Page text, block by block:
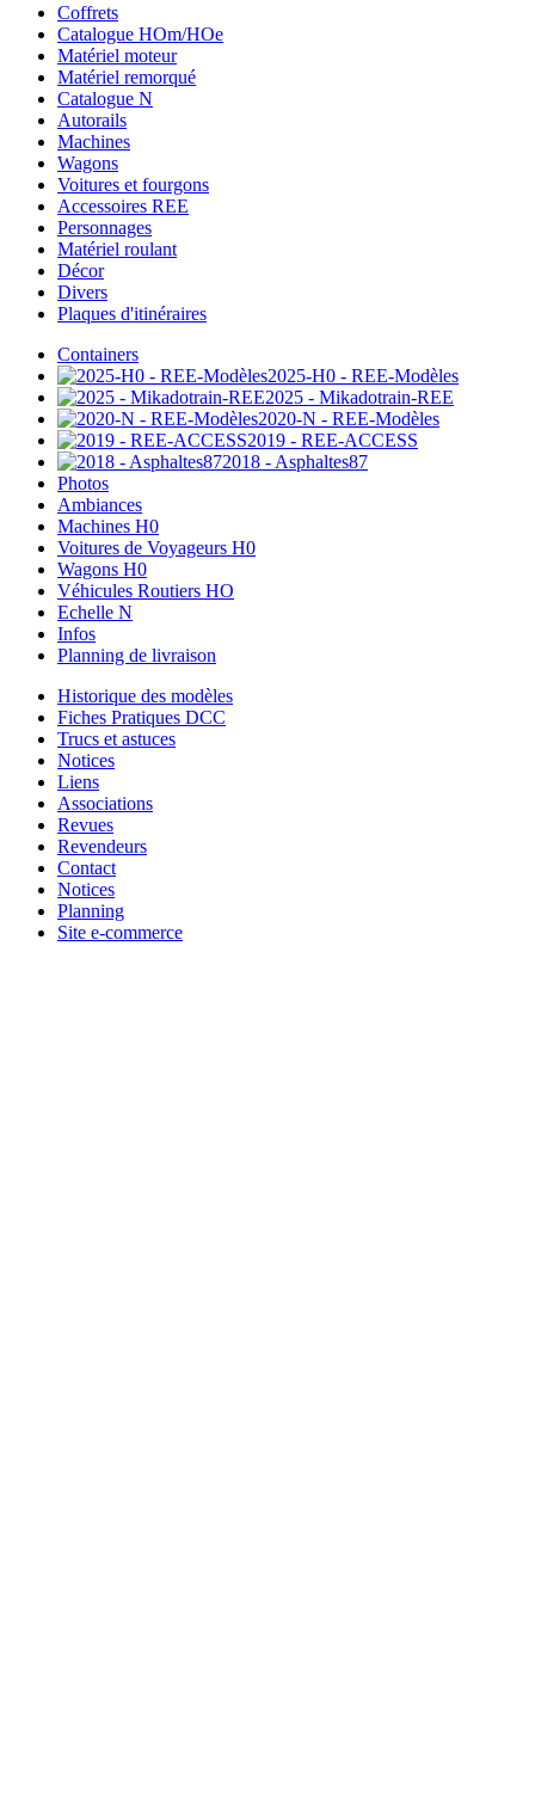
Coffrets
Catalogue HOm/HOe
Matériel moteur
Matériel remorqué
Catalogue N
Autorails
Machines
Wagons
Voitures et fourgons
Accessoires REE
Personnages
Matériel roulant
Décor
Divers
Plaques d'itinéraires
Containers
2025-H0 - REE-Modèles
2025 - Mikadotrain-REE
2020-N - REE-Modèles
2019 - REE-ACCESS
2018 - Asphaltes87
Photos
Ambiances
Machines H0
Voitures de Voyageurs H0
Wagons H0
Véhicules Routiers HO
Echelle N
Infos
Planning de livraison
Historique des modèles
Fiches Pratiques DCC
Trucs et astuces
Notices
Liens
Associations
Revues
Revendeurs
Contact
Notices
Planning
Site e-commerce